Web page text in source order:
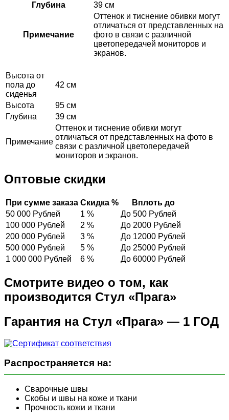
Глубина
39 см
Примечание
Оттенок и тиснение обивки могут
отличаться от представленных на
фото в связи с различной
цветопередачей мониторов и
экранов.
Высота от
пола до
сиденья
42 см
Высота
95 см
Глубина
39 см
Примечание
Оттенок и тиснение обивки могут
отличаться от представленных на фото в
связи с различной цветопередачей
мониторов и экранов.
Оптовые скидки
При сумме заказа Скидка %
Вплоть до
50 000 Рублей
1 %
До 500 Рублей
100 000 Рублей
2 %
До 2000 Рублей
200 000 Рублей
3 %
До 12000 Рублей
500 000 Рублей
5 %
До 25000 Рублей
1 000 000 Рублей
6 % До 60000 Рублей
Смотрите видео о том, как
производится Стул «Прага»
Гарантия на Стул «Прага» — 1 ГОД
Распространяется на:
Сварочные швы
Скобы и швы на коже и ткани
Прочность кожи и ткани